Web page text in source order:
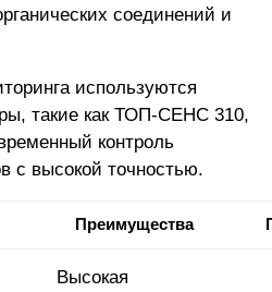
соединений и
используются
такие как ТОП-СЕНС 310,
контроль
с высокой точностью.
Преимущества
Высокая